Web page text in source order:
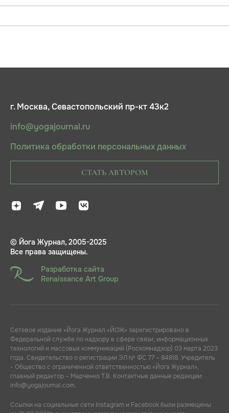
г. Москва, Севастопольский пр-кт 43к2
info@yogajournal.ru
Политика обработки персональных данных
СТАТЬ АВТОРОМ
© Йога Журнал, 2005-2025
Все права защищены.
Разработка сайта
Renaissance Art Group
Сетевое издание «Йога Журнал «ЙОЖ» зарегистрировано в
Федеральной службе по надзору в сфере связи, информационных
технологий и массовых коммуникаций (Роскомнадзор) 03 марта 2023
года. Свидетельство о регистрации ЭЛ № ФС 77 – 84818. Учредитель
- Общество с ограниченной ответственностью «Йога Журнал»,
главный редактор – Марченко Т.В. Контактные данные редакции:
info@yogajournal.com.
Ссылки на социальные сети Instagram и Facebook были размещены